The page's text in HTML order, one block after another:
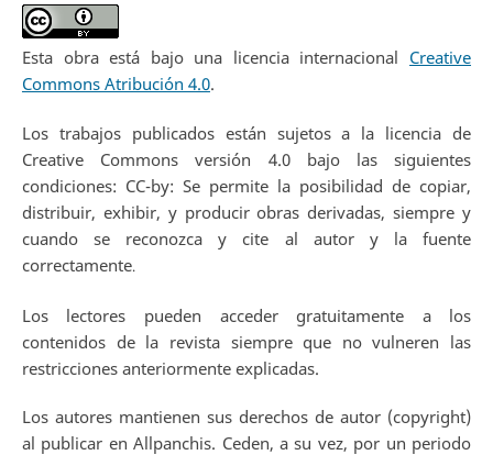
Esta obra está bajo una licencia internacional Creative
Commons Atribución 4.0.
Los trabajos publicados están sujetos a la licencia de
Creative Commons versión 4.0 bajo las siguientes
condiciones: CC-by: Se permite la posibilidad de copiar,
distribuir, exhibir, y producir obras derivadas, siempre y
cuando se reconozca y cite al autor y la fuente
correctamente.
Los lectores pueden acceder gratuitamente a los
contenidos de la revista siempre que no vulneren las
restricciones anteriormente explicadas.
Los autores mantienen sus derechos de autor (copyright)
al publicar en Allpanchis. Ceden, a su vez, por un periodo